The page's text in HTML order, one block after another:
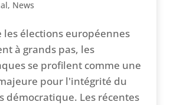
, News
les élections européennes
à grands pas, les
se profilent comme une
pour l'intégrité du
démocratique. Les récentes